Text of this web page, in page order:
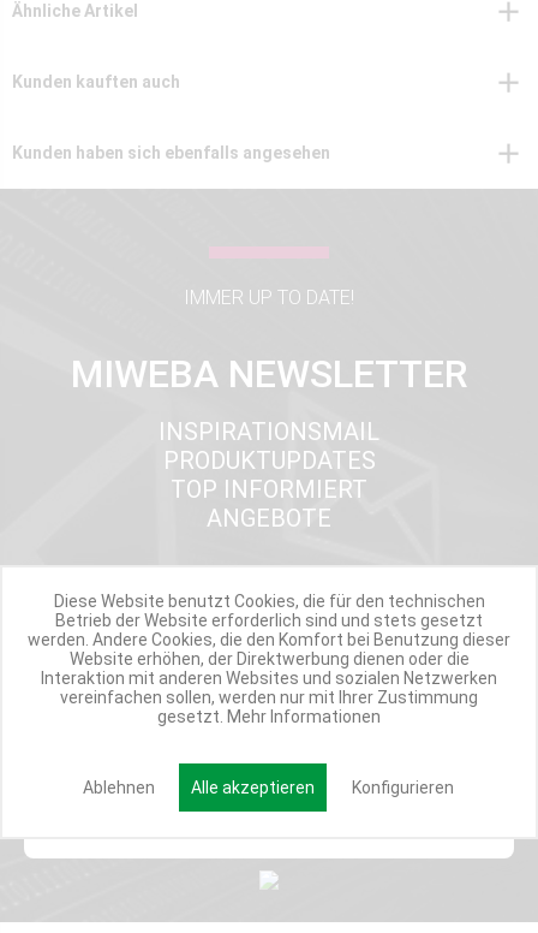
Ähnliche Artikel
Kunden kauften auch
Kunden haben sich ebenfalls angesehen
IMMER UP TO DATE!
MIWEBA NEWSLETTER
INSPIRATIONSMAIL
PRODUKTUPDATES
TOP INFORMIERT
ANGEBOTE
Werde Teil der Miweba Community!
Verpasse nie wieder exklusive Newsletter-Rabatte und Aktionen
Anmelden
Diese Website benutzt Cookies, die für den technischen
Betrieb der Website erforderlich sind und stets gesetzt
werden. Andere Cookies, die den Komfort bei Benutzung dieser
Website erhöhen, der Direktwerbung dienen oder die
Interaktion mit anderen Websites und sozialen Netzwerken
vereinfachen sollen, werden nur mit Ihrer Zustimmung
gesetzt. Mehr Informationen
Ablehnen Alle akzeptieren Konfigurieren